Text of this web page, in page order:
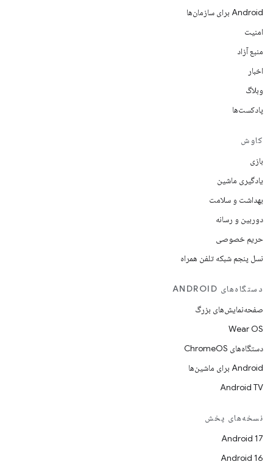
Android برای سازمان‌ها
امنیت
منبع آزاد
اخبار
وبلاگ
پادکست‌ها
کاوش
بازی
یادگیری ماشین
بهداشت و سلامت
دوربین و رسانه
حریم خصوصی
نسل پنجم شبکه تلفن همراه
دستگاه‌های ANDROID
صفحه‌نمایش‌های بزرگ
Wear OS
دستگاه‌های ChromeOS
Android برای ماشین‌ها
Android TV
نسخه‌های پخش
Android 17
Android 16